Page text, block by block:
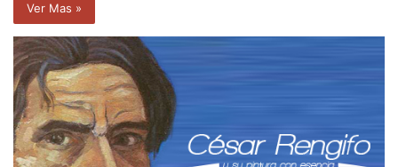
Ver Mas »